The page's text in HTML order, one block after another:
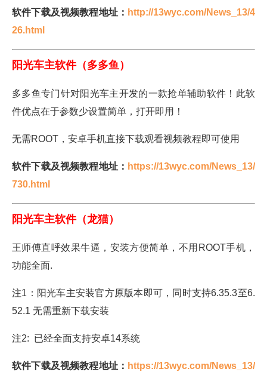
软件下载及视频教程地址： http://13wyc.com/News_13/4
26.html
阳光车主软件（多多鱼）
多多鱼专门针对阳光车主开发的一款抢单辅助软件！此软
件优点在于参数少设置简单，打开即用！
无需ROOT，安卓手机直接下载观看视频教程即可使用
软件下载及视频教程地址： https://13wyc.com/News_13/
730.html
阳光车主软件（龙猫）
王师傅直呼效果牛逼，安装方便简单，不用ROOT手机，
功能全面.
注1：阳光车主安装官方原版本即可，同时支持6.35.3至6.
52.1 无需重新下载安装
注2: 已经全面支持安卓14系统
软件下载及视频教程地址： https://13wyc.com/News_13/